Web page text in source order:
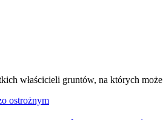
właścicieli gruntów, na których